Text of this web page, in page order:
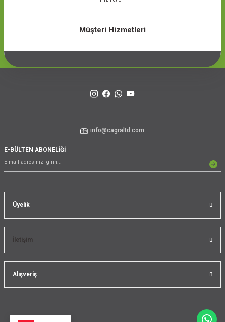
Müşteri Hizmetleri
Üyelik
İletişim
Alışveriş
info@cagraltd.com
E-BÜLTEN ABONELİĞİ